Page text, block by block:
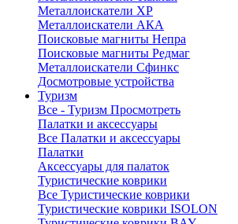
Металлоискатели XP
Металлоискатели АКА
Поисковые магниты Непра
Поисковые магниты Редмаг
Металлоискатели Сфинкс
Досмотровые устройства
Туризм
Все - Туризм Просмотреть
Палатки и аксессуары
Все Палатки и аксессуары
Палатки
Аксессуары для палаток
Туристические коврики
Все Туристические коврики
Туристические коврики ISOLON